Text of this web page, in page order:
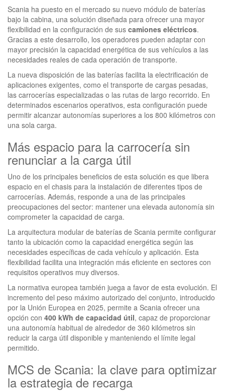
Scania ha puesto en el mercado su nuevo módulo de baterías
bajo la cabina, una solución diseñada para ofrecer una mayor
flexibilidad en la configuración de sus camiones eléctricos.
Gracias a este desarrollo, los operadores pueden adaptar con
mayor precisión la capacidad energética de sus vehículos a las
necesidades reales de cada operación de transporte.
La nueva disposición de las baterías facilita la electrificación de
aplicaciones exigentes, como el transporte de cargas pesadas,
las carrocerías especializadas o las rutas de largo recorrido. En
determinados escenarios operativos, esta configuración puede
permitir alcanzar autonomías superiores a los 800 kilómetros con
una sola carga.
Más espacio para la carrocería sin
renunciar a la carga útil
Uno de los principales beneficios de esta solución es que libera
espacio en el chasis para la instalación de diferentes tipos de
carrocerías. Además, responde a una de las principales
preocupaciones del sector: mantener una elevada autonomía sin
comprometer la capacidad de carga.
La arquitectura modular de baterías de Scania permite configurar
tanto la ubicación como la capacidad energética según las
necesidades específicas de cada vehículo y aplicación. Esta
flexibilidad facilita una integración más eficiente en sectores con
requisitos operativos muy diversos.
La normativa europea también juega a favor de esta evolución. El
incremento del peso máximo autorizado del conjunto, introducido
por la Unión Europea en 2025, permite a Scania ofrecer una
opción con 400 kWh de capacidad útil, capaz de proporcionar
una autonomía habitual de alrededor de 360 kilómetros sin
reducir la carga útil disponible y manteniendo el límite legal
permitido.
MCS de Scania: la clave para optimizar
la estrategia de recarga